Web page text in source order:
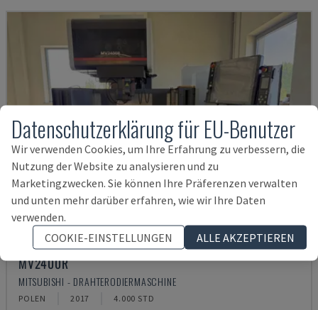
MV2400R
MITSUBISHI - DRAHTERODIERMASCHINE
POLEN 2017 4.000 STD
Datenschutzerklärung für EU-Benutzer
Wir verwenden Cookies, um Ihre Erfahrung zu verbessern, die
Nutzung der Website zu analysieren und zu
Marketingzwecken. Sie können Ihre Präferenzen verwalten
und unten mehr darüber erfahren, wie wir Ihre Daten
verwenden.
COOKIE-EINSTELLUNGEN
ALLE AKZEPTIEREN